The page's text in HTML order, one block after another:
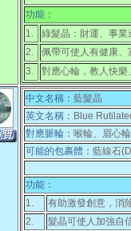
功能：
1.
綠髮晶：財運、事
2.
佩帶可使人有健康
3.
對應心輪，教人快
中文名稱： 藍髮晶
英文名稱： Blue
對應脈輪： 喉輪、眉心輪
可能的包裹體： 藍線石
功能：
1.
有助激發創意，消
2.
髮晶可使人加強自